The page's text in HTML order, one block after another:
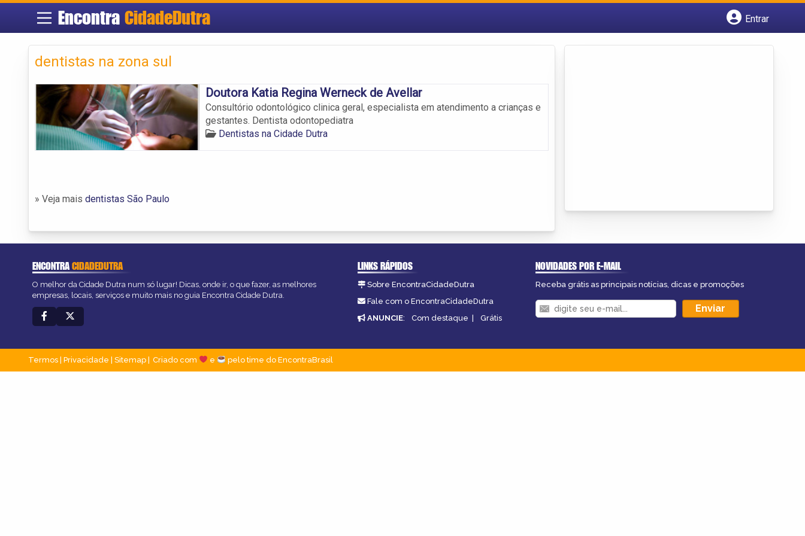
EncontraCidadeDutra
Entrar
dentistas na zona sul
Doutora Katia Regina Werneck de Avellar
Consultório odontológico clinica geral, especialista em atendimento a crianças e
gestantes. Dentista odontopediatra
Dentistas na Cidade Dutra
» Veja mais dentistas São Paulo
ENCONTRACIDADEDUTRA
O melhor da Cidade Dutra num só lugar! Dicas, onde ir, o que fazer, as melhores
empresas, locais, serviços e muito mais no guia Encontra Cidade Dutra.
LINKS RÁPIDOS
Sobre EncontraCidadeDutra
Fale com o EncontraCidadeDutra
ANUNCIE: Com destaque | Grátis
NOVIDADES POR E-MAIL
Receba grátis as principais notícias, dicas e promoções
Termos Privacidade Sitemap Criado com e pelo time do EncontraBrasil